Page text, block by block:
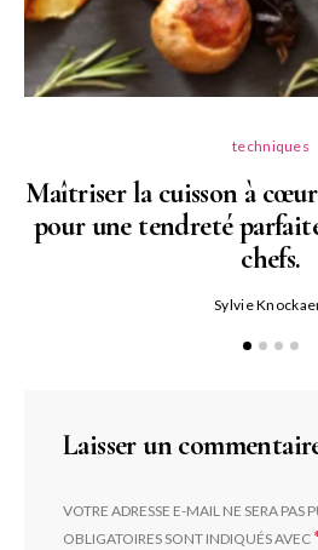
techniques
Maîtriser la cuisson à
pour une tendreté
chefs.
Sylvie
Laisser un
VOTRE ADRESSE E-MAIL NE SERA PAS
OBLIGATOIRES SONT INDIQUÉS AVEC